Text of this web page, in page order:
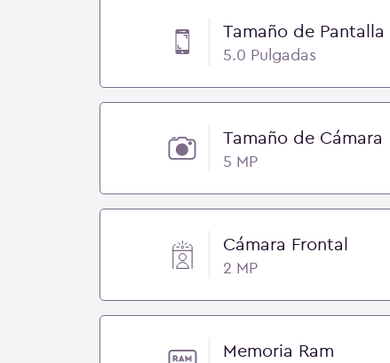
Tamaño de Pantalla
5.0 Pulgadas
Tamaño de Cámara
5 MP
Cámara Frontal
2 MP
Memoria Ram